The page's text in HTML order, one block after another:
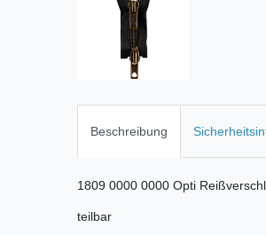
Beschreibung
1809 0000 0000 Opti
teilbar